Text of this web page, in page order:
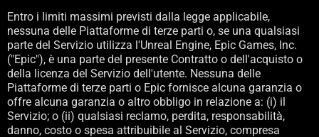
Entro i limiti massimi previsti dalla legge applicabile,
nessuna delle Piattaforme di terze parti o, se una qualsiasi
parte del Servizio utilizza l'Unreal Engine, Epic Games, Inc.
("Epic"), è una parte del presente Contratto o dell'acquisto o
della licenza del Servizio dell'utente. Nessuna delle
Piattaforme di terze parti o Epic fornisce alcuna garanzia o
offre alcuna garanzia o altro obbligo in relazione a: (i) il
Servizio; o (ii) qualsiasi reclamo, perdita, responsabilità,
danno, costo o spesa attribuibile al Servizio, compresa